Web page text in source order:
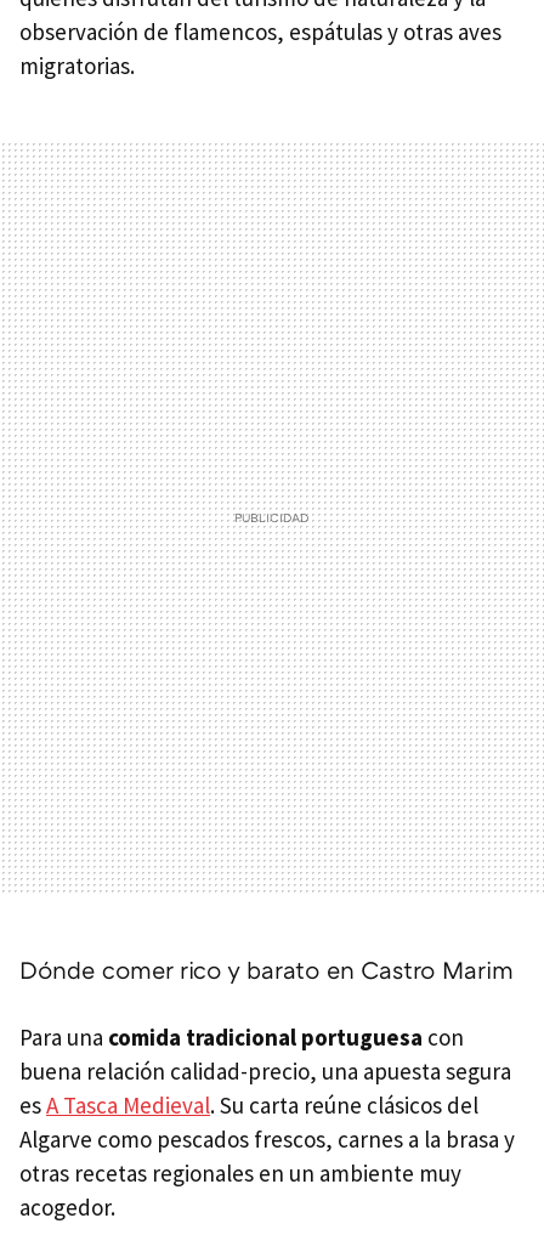
observación de flamencos, espátulas y otras aves
migratorias.
Dónde comer rico y barato en Castro Marim
Para una comida tradicional portuguesa con
buena relación calidad-precio, una apuesta segura
esA Tasca Medieval. Su carta reúne clásicos del
Algarve como pescados frescos, carnes a la brasa y
otras recetas regionales en un ambiente muy
acogedor.